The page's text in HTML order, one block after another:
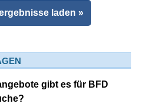
laden »
gibt es für BFD